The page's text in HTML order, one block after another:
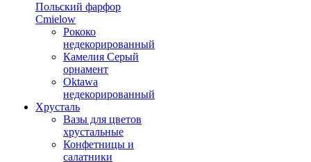
Польский фарфор
Сmielow
Рококо
недекорированный
Камелия Серый
орнамент
Oktawa
недекорированный
Хрусталь
Вазы для цветов
хрустальные
Конфетницы и
салатники